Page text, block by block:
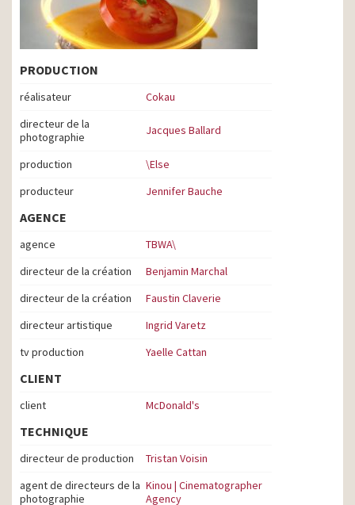
PRODUCTION
réalisateur
Cokau
directeur de la
photographie
Jacques Ballard
production
\Else
producteur
Jennifer Bauche
AGENCE
agence
TBWA\
directeur de la création
Benjamin Marchal
directeur de la création
Faustin Claverie
directeur artistique
Ingrid Varetz
tv production
Yaelle Cattan
CLIENT
client McDonald's
TECHNIQUE
directeur de production
Tristan Voisin
agent de directeurs de la
photographie
Kinou | Cinematographer
Agency